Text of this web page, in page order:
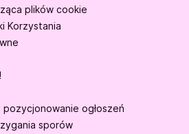
plików cookie
Korzystania
pozycjonowanie ogłoszeń
sporów